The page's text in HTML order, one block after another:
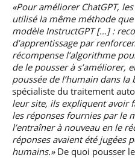
«Pour améliorer ChatGPT,
utilisé la même méthode
modèle InstructGPT […] :
d’apprentissage par
récompense l’algorithme
de le pousser à s’améliorer,
poussée de l’humain dans la
spécialiste du traitement
leur site, ils expliquent avoir
les réponses fournies par le
l’entraîner à nouveau en le
réponses avaient été jugées
humains.»De quoi pousser